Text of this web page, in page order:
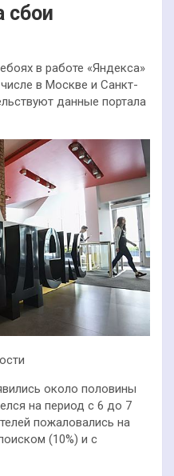
сбои
в работе «Яндекса»
в Москве и Санкт-
данные портала
около половины
на период с 6 до 7
пожаловались на
(10%) и с